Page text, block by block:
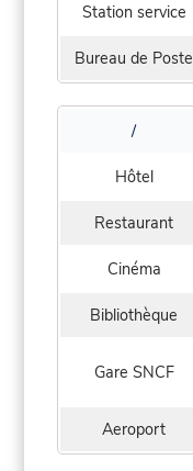
Station service
Bureau de Poste
/
Hôtel
Restaurant
Cinéma
Bibliothèque
Gare SNCF
Aeroport